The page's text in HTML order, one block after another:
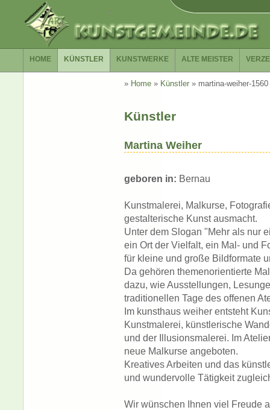
HOME KÜNSTLER KUNSTWERKE ALTE MEISTER
» Home » Künstler » martina-weiher-1560
Künstler
Martina Weiher
geboren in: Bernau
Kunstmalerei, Malkurse,
gestalterische Kunst ausmacht.
Unter dem Slogan "Mehr als nur
ein Ort der Vielfalt, ein Mal- und
für kleine und große Bildformate
Da gehören themenorientierte
dazu, wie Ausstellungen,
traditionellen Tage des offenen
Im kunsthaus weiher entsteht
Kunstmalerei, künstlerische
und der Illusionsmalerei. Im
neue Malkurse angeboten.
Kreatives Arbeiten und das
und wundervolle Tätigkeit
Wir wünschen Ihnen viel Freude